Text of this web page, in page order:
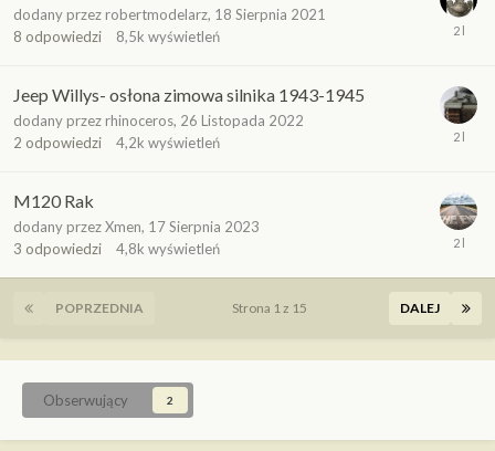
dodany przez robertmodelarz, 18 Sierpnia 2021
8 odpowiedzi 8,5k wyświetleń
Jeep Willys- osłona zimowa silnika 1943-1945
dodany przez rhinoceros, 26 Listopada 2022
2 odpowiedzi 4,2k wyświetleń
M120 Rak
dodany przezXmen, 17 Sierpnia 2023
3 odpowiedzi 4,8k wyświetleń
POPRZEDNIA DALEJ
Strona 1 z 15
Obserwujący 2